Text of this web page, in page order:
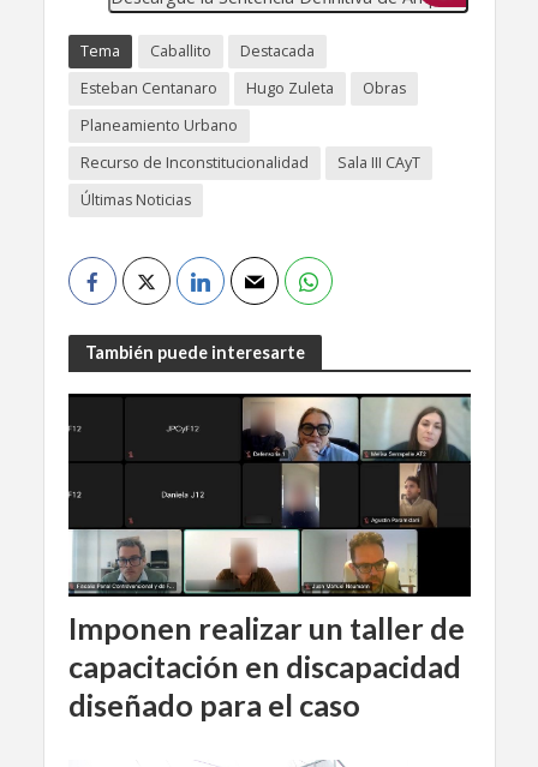
Tema Caballito
Destacada
Esteban Centanaro
Hugo Zuleta
Obras
Planeamiento Urbano
Recurso de Inconstitucionalidad
Sala III CAyT
Últimas Noticias
También puede interesarte
Imponen realizar un taller de
capacitación en discapacidad
diseñado para el caso